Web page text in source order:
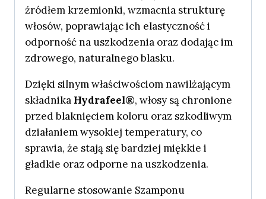
źródłem krzemionki, wzmacnia strukturę
włosów, poprawiając ich elastyczność i
odporność na uszkodzenia oraz dodając im
zdrowego, naturalnego blasku.
Dzięki silnym właściwościom nawilżającym
składnika Hydrafeel®, włosy są chronione
przed blaknięciem koloru oraz szkodliwym
działaniem wysokiej temperatury, co
sprawia, że stają się bardziej miękkie i
gładkie oraz odporne na uszkodzenia.
Regularne stosowanie Szamponu